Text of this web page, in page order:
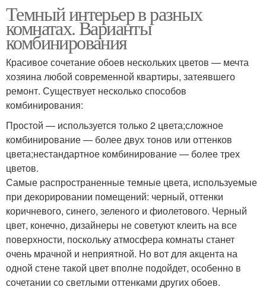
Темный интерьер в разных
комнатах. Варианты
комбинирования
Красивое сочетание обоев нескольких цветов — мечта
хозяина любой современной квартиры, затеявшего
ремонт. Существует несколько способов
комбинирования:
Простой — используется только 2 цвета;сложное
комбинирование — более двух тонов или оттенков
цвета;нестандартное комбинирование — более трех
цветов.
Самые распространенные темные цвета, используемые
при декорировании помещений: черный, оттенки
коричневого, синего, зеленого и фиолетового. Черный
цвет, конечно, дизайнеры не советуют клеить на все
поверхности, поскольку атмосфера комнаты станет
очень мрачной и неприятной. Но вот для акцента на
одной стене такой цвет вполне подойдет, особенно в
сочетании со светлыми оттенками других обоев.